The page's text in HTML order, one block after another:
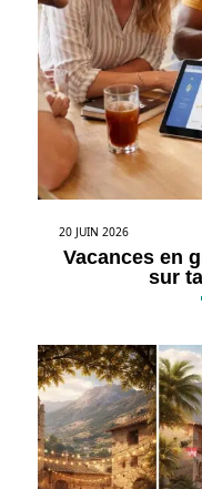
20 JUIN 2026
Vacances en
sur